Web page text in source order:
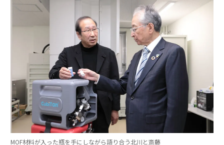
MOF材料が入った瓶を手にしながら語り合う北川と斎藤